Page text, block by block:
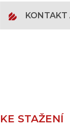
KONTAKT
KE STAŽENÍ